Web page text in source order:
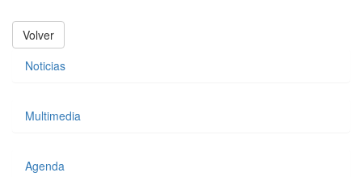
Volver
Noticias
Multimedia
Agenda